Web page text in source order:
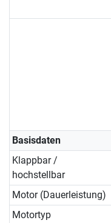
Basisdaten
Klappbar /
hochstellbar
Motor (Dauerleistung)
Motortyp